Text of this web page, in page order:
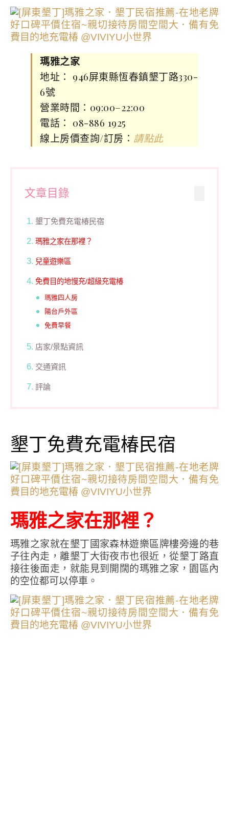
瑪雅之家
地址： 946屏東縣恆春鎮墾丁路330-
6號
營業時間：09:00–22:00
電話： 08-886 1925
線上房價查詢/訂房∶ 請點此
文章目錄
墾丁免費充電椿民宿
瑪雅之家在那裡？
兒童遊樂區
免費目的地慢充/超級充電椿
瑪雅四人房
陽台戶外區
免費早餐
店家/景點資訊
交通資訊
評論
墾丁免費充電椿民宿
瑪雅之家在那裡？
瑪雅之家就在墾丁國家森林遊樂區牌樓旁邊的巷
子往內走，離墾丁大街夜市也很近，從墾丁路直
接往後面走，就能見到開闊的瑪雅之家，園區內
的空位都可以停車。